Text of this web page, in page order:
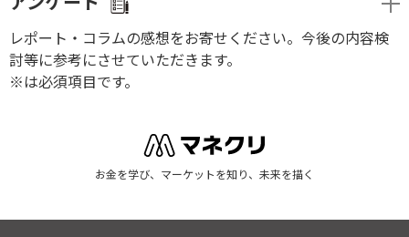
レポート・コラムの感想をお寄せください。今後の内容検
討等に参考にさせていただきます。
※は必須項目です。
お金を学び、マーケットを知り、未来を描く